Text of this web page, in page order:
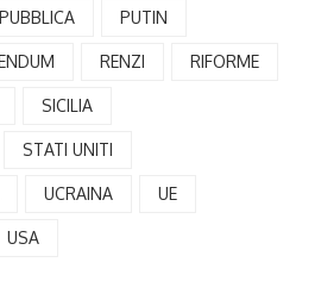
PUTIN
RENZI RIFORME
SICILIA
STATI UNITI
UCRAINA UE
USA